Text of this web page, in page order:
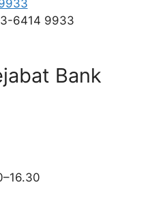
6414 9933
Bank